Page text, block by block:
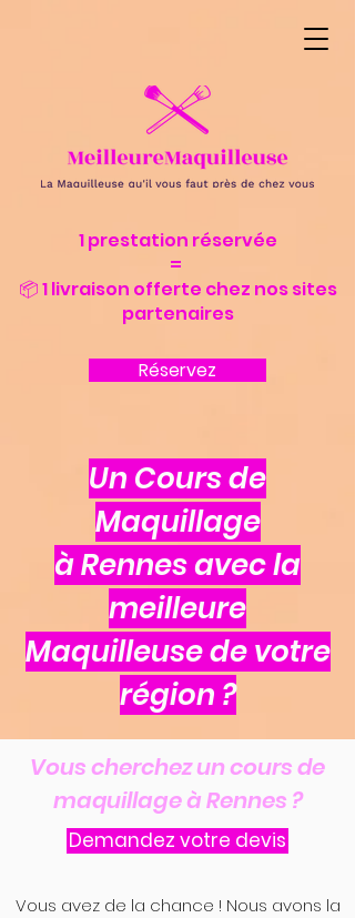
1 prestation réservée
=
📦 1 livraison offerte chez nos sites
partenaires
Réservez
Un Cours de
Maquillage
à Rennes avec la
meilleure
Maquilleuse de votre
région ?
Vous cherchez un cours de
maquillage à Rennes ?
Demandez votre devis
Vous avez de la chance ! Nous avons la